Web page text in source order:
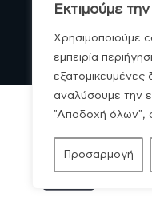
Εκτιμούμε
Χρησιμοποιούμε
εμπειρία
εξατομικευμένες
αναλύσουμε την
"Αποδοχή όλων",
Προσαρμογή
©